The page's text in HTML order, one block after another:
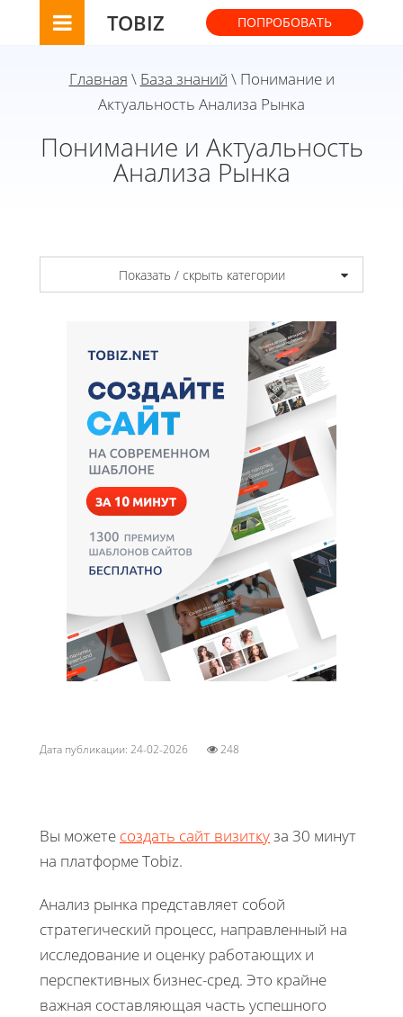
TOBIZ ПОПРОБОВАТЬ
Главная \ База знаний \ Понимание и
Актуальность Анализа Рынка
Понимание и Актуальность
Анализа Рынка
Показать / скрыть категории
Дата публикации: 24-02-2026 248
Вы можете создать сайт визиткуза 30 минут
на платформе Tobiz.
Анализ рынка представляет собой
стратегический процесс, направленный на
исследование и оценку работающих и
перспективных бизнес-сред. Это крайне
важная составляющая часть успешного